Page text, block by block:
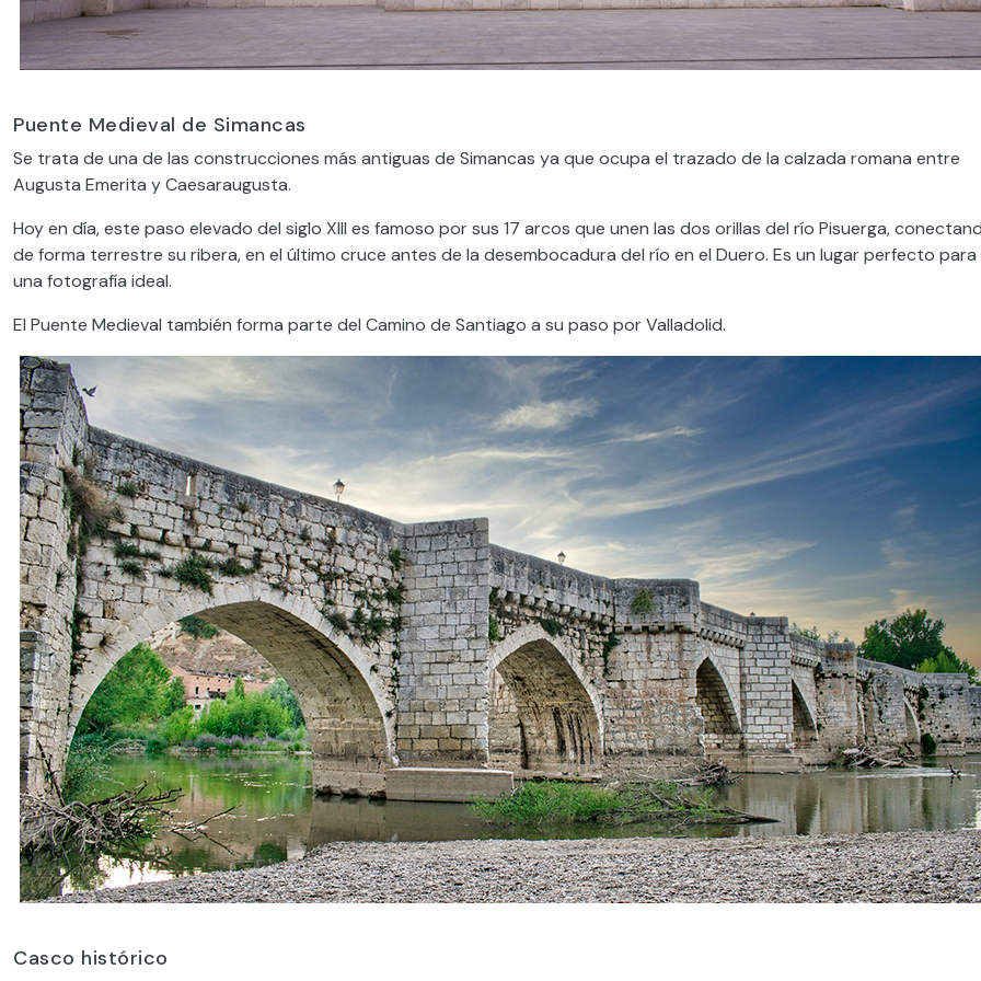
Puente Medieval de Simancas
Se trata de una de las construcciones más antiguas de Simancas ya que ocupa el trazado de la calzada romana entre
Augusta Emerita y Caesaraugusta.
Hoy en día, este paso elevado del siglo XIII es famoso por sus 17 arcos que unen las dos orillas del río Pisuerga,
de forma terrestre su ribera, en el último cruce antes de la desembocadura del río en el Duero. Es un lugar perfecto para
una fotografía ideal.
El Puente Medieval también forma parte del Camino de Santiago a su paso por Valladolid.
Casco histórico